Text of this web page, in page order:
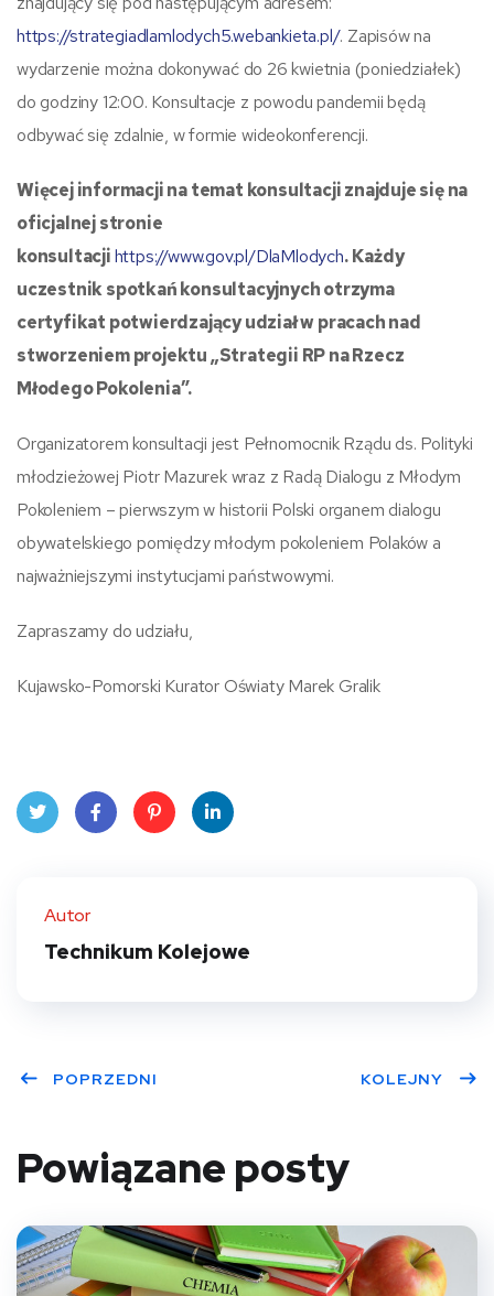
https://strategiadlamlodych5.webankieta.pl/. Zapisów na
wydarzenie można dokonywać do 26 kwietnia (poniedziałek)
do godziny 12:00. Konsultacje z powodu pandemii będą
odbywać się zdalnie, w formie wideokonferencji.
Więcej informacji na temat konsultacji znajduje się na
oficjalnej stronie
konsultacjihttps://www.gov.pl/DlaMlodych. Każdy
uczestnik spotkań konsultacyjnych otrzyma
certyfikat potwierdzający udział w pracach nad
stworzeniem projektu „Strategii RP na Rzecz
Młodego Pokolenia”.
Organizatorem konsultacji jest Pełnomocnik Rządu ds. Polityki
młodzieżowej Piotr Mazurek wraz z Radą Dialogu z Młodym
Pokoleniem – pierwszym w historii Polski organem dialogu
obywatelskiego pomiędzy młodym pokoleniem Polaków a
najważniejszymi instytucjami państwowymi.
Zapraszamy do udziału,
Kujawsko-Pomorski Kurator Oświaty Marek Gralik
t
Autor
Technikum Kolejowe
POPRZEDNI KOLEJNY
Powiązane posty